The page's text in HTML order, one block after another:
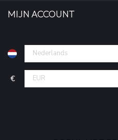
MIJN ACCOUNT
€